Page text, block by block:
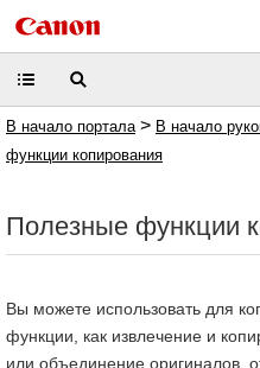
В начало портала > В начало
функции копирования
Полезные функции
Вы можете использовать для
функции, как извлечение и
или объединение оригиналов,